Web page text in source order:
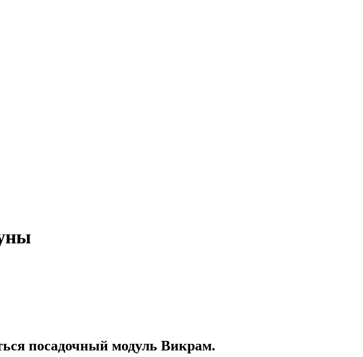
посадочный модуль Викрам.